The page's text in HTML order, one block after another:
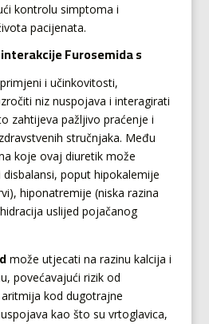
kontrolu simptoma i
pacijenata.
Furosemida s
i učinkovitosti,
niz nuspojava i interagirati
zahtijeva pažljivo praćenje i
stručnjaka. Među
koje ovaj diuretik može
poput hipokalemije
hiponatremije (niska razina
uslijed pojačanog
može utjecati na razinu kalcija i
povećavajući rizik od
kod dugotrajne
kao što su vrtoglavica,